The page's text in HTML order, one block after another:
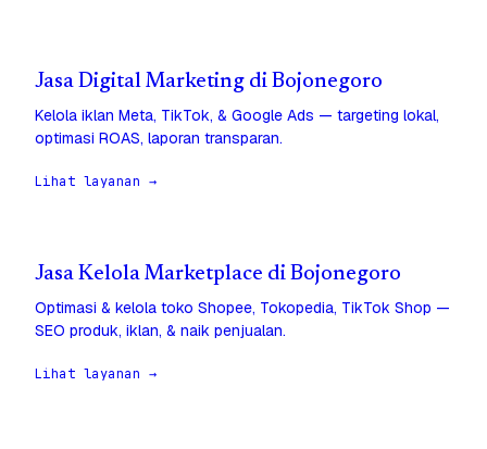
Jasa Digital Marketing di Bojonegoro
Kelola iklan Meta, TikTok, & Google Ads — targeting lokal,
optimasi ROAS, laporan transparan.
Lihat layanan →
Jasa Kelola Marketplace di Bojonegoro
Optimasi & kelola toko Shopee, Tokopedia, TikTok Shop —
SEO produk, iklan, & naik penjualan.
Lihat layanan →